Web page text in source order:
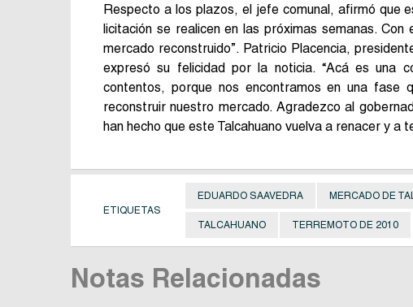
Respecto a los plazos, el jefe comunal, afirmó que
licitación se realicen en las próximas semanas.
mercado reconstruido”. Patricio Placencia,
expresó su felicidad por la noticia. “Acá es una
contentos, porque nos encontramos en una
reconstruir nuestro mercado. Agradezco al
han hecho que este Talcahuano vuelva a renacer y a
ETIQUETAS
EDUARDO SAAVEDRA MERCADO DE
TALCAHUANO TERREMOTO DE 2010
Notas Relacionadas